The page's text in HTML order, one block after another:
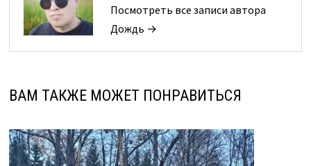
Посмотреть все записи автора
Дождь →
ВАМ ТАКЖЕ МОЖЕТ ПОНРАВИТЬСЯ